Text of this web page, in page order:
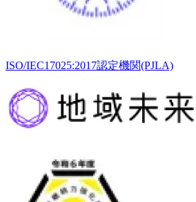
ISO/IEC17025:2017認定機関(PJLA)